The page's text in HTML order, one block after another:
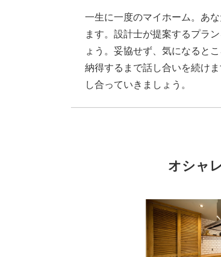
一生に一度のマイホーム。あ
ます。設計士が提案するプラ
ょう。妥協せず、気になると
納得するまで話し合いを続け
し合っていきましょう。
オシャ